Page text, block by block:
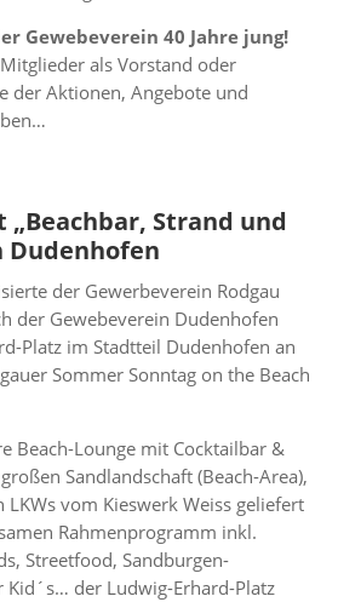
Gewebeverein 40 Jahre jung!
Mitglieder als Vorstand oder
der Aktionen, Angebote und
„Beachbar, Strand und
Dudenhofen
der Gewerbeverein Rodgau
der Gewebeverein Dudenhofen
Platz im Stadtteil Dudenhofen an
Sommer Sonntag on the Beach
Beach-Lounge mit Cocktailbar &
Sandlandschaft (Beach-Area),
vom Kieswerk Weiss geliefert
Rahmenprogramm inkl.
Streetfood, Sandburgen-
Kid´s… der Ludwig-Erhard-Platz